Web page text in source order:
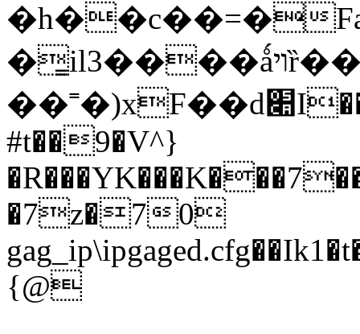
�h��c��=�
�͇il3����ǻױȑ���(z�u�S�
��˭�)xF��d׊I���^�.�z��BTW��W]��?
#t��9�V^}
�7z�70
{@